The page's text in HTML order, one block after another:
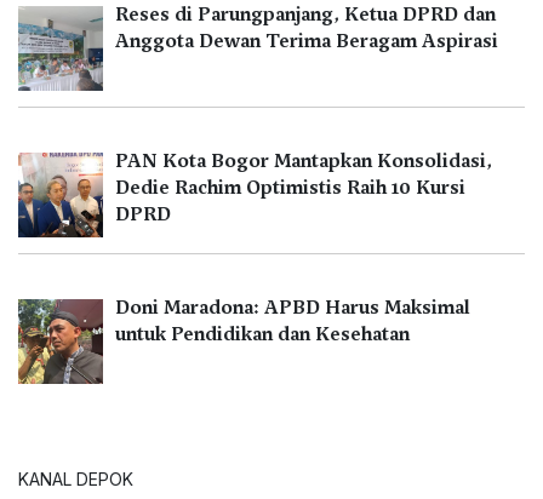
Reses di Parungpanjang, Ketua DPRD dan
Anggota Dewan Terima Beragam Aspirasi
PAN Kota Bogor Mantapkan Konsolidasi,
Dedie Rachim Optimistis Raih 10 Kursi
DPRD
Doni Maradona: APBD Harus Maksimal
untuk Pendidikan dan Kesehatan
KANAL DEPOK